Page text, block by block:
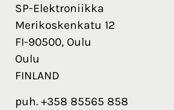
SP-Elektroniikka
Merikoskenkatu 12
FI-90500, Oulu
Oulu
FINLAND
puh. +358 85565 858